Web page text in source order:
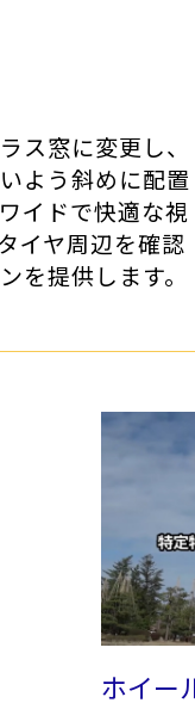
ス窓に変更し、
よう斜めに配置
イドで快適な視
イヤ周辺を確認
を提供します。
ホイー